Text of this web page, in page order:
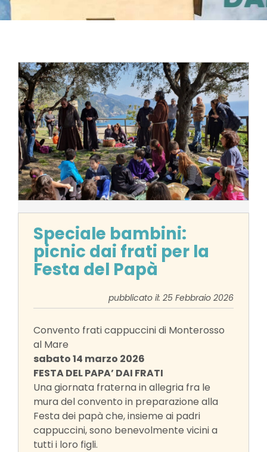
Speciale bambini:
picnic dai frati per la
Festa del Papà
pubblicato il: 25 Febbraio 2026
Convento frati cappuccini di Monterosso
al Mare
sabato 14 marzo 2026
FESTA DEL PAPA’ DAI FRATI
Una giornata fraterna in allegria fra le
mura del convento in preparazione alla
Festa dei papà che, insieme ai padri
cappuccini, sono benevolmente vicini a
tutti i loro figli.